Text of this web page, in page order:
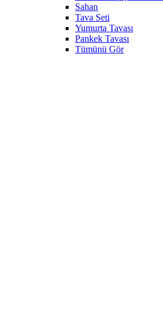
Sahan
Tava Seti
Yumurta Tavası
Pankek Tavası
Tümünü Gör